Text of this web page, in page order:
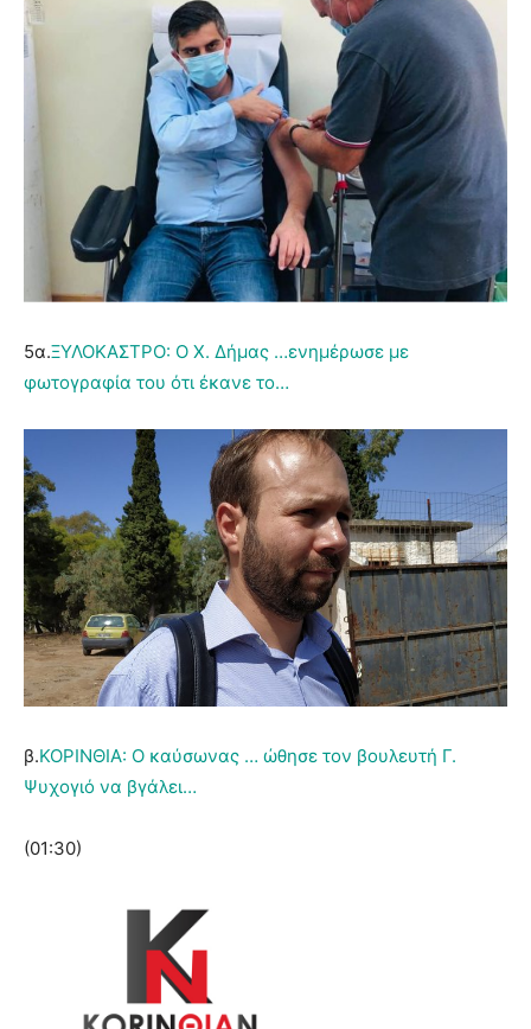
5α.ΞΥΛΟΚΑΣΤΡΟ: Ο Χ. Δήμας …ενημέρωσε με
φωτογραφία του ότι έκανε το…
β.ΚΟΡΙΝΘΙΑ: Ο καύσωνας … ώθησε τον βουλευτή Γ.
Ψυχογιό να βγάλει…
(01:30)